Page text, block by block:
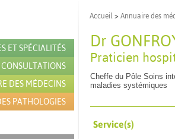
ET SPÉCIALITÉS
DES MÉDECINS
PATHOLOGIES
Accueil > Annuaire des
Dr
Praticien
Cheffe du Pôle Soins
maladies systémiques
Service(s)